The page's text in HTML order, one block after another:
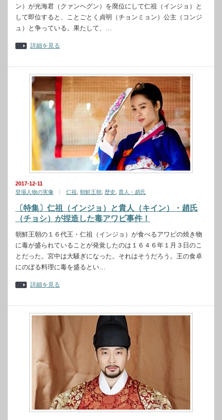
ン）が光海君（クァンヘグン）を廃位にして仁祖（インジョ）と
して即位すると、ことごとく貞明（チョンミョン）公主（コンジ
ュ）と争っている。果たして、…
詳細を見る
2017-12-11
登場人物の実像
仁祖 朝鮮王朝 歴史 貴人・趙氏
〔特集〕仁祖（インジョ）と貴人（キイン）・趙氏
（チョシ）が捏造した毒アワビ事件！
朝鮮王朝の１６代王・仁祖（インジョ）が食べるアワビの焼き物
に毒が盛られていることが発覚したのは１６４６年１月３日のこ
とだった。宮中は大騒ぎになった。それはそうだろう。王の食卓
にのぼる料理に毒を盛るとい…
詳細を見る